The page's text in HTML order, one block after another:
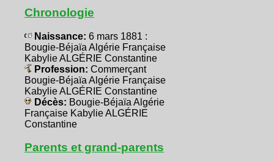
Chronologie
Naissance: 6 mars 1881 :
Bougie-Béjaïa Algérie Française
Kabylie ALGÉRIE Constantine
Profession: Commerçant
Bougie-Béjaïa Algérie Française
Kabylie ALGÉRIE Constantine
Décès: Bougie-Béjaïa Algérie
Française Kabylie ALGÉRIE
Constantine
Parents et grand-parents